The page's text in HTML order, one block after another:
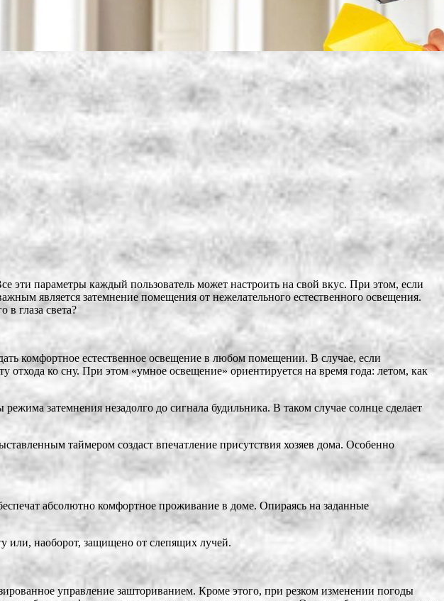
параметры каждый пользователь может настроить на свой вкус. При этом, если
является затемнение помещения от нежелательного естественного освещения.
глаза света?
комфортное естественное освещение в любом помещении. В случае, если
отхода ко сну. При этом «умное освещение» ориентируется на время года: летом, как
затемнения незадолго до сигнала будильника. В таком случае солнце сделает
таймером создаст впечатление присутствия хозяев дома. Особенно
абсолютно комфортное проживание в доме. Опираясь на заданные
или, наоборот, защищено от слепящих лучей.
управление зашториванием. Кроме этого, при резком изменении погоды